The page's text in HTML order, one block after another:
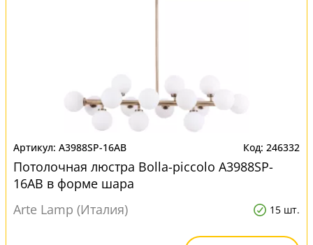
A3988SP-16AB 246332
Потолочная люстра Bolla-piccolo A3988SP-
16AB в форме шара
Arte Lamp (Италия)
15 шт.